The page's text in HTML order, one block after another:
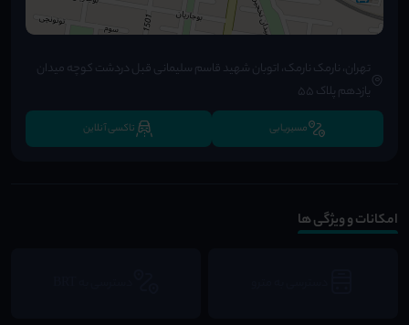
تهران، نارمک نارمک، اتوبان شهید قاسم سلیمانی قبل دردشت کوچه میدان
یازدهم پلاک 55
مسیریابی تاکسی آنلاین
امکانات و ویژگی ها